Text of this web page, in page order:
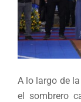
A lo largo de
el sombrero